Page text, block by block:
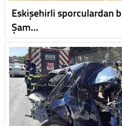
Eskişehirli sporculardan
Şam…